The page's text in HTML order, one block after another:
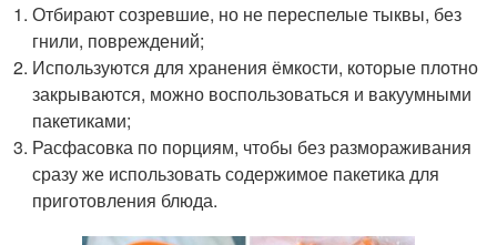
Отбирают созревшие, но не переспелые тыквы, без
гнили, повреждений;
Используются для хранения ёмкости, которые плотно
закрываются, можно воспользоваться и вакуумными
пакетиками;
Расфасовка по порциям, чтобы без размораживания
сразу же использовать содержимое пакетика для
приготовления блюда.